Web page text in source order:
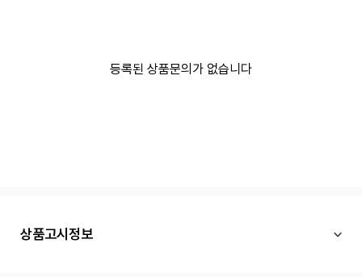
등록된 상품문의가 없습니다
상품고시정보